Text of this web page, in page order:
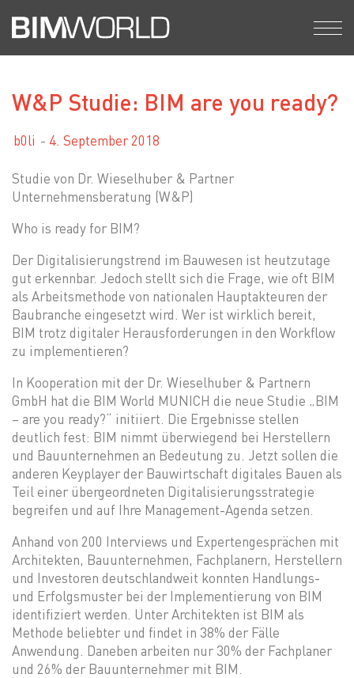
content
W&P Studie: BIM are you ready?
b0li 4. September 2018
Studie von Dr. Wieselhuber & Partner
Unternehmensberatung (W&P)
Who is ready for BIM?
Der Digitalisierungstrend im Bauwesen ist heutzutage
gut erkennbar. Jedoch stellt sich die Frage, wie oft BIM
als Arbeitsmethode von nationalen Hauptakteuren der
Baubranche eingesetzt wird. Wer ist wirklich bereit,
BIM trotz digitaler Herausforderungen in den Workflow
zu implementieren?
In Kooperation mit der Dr. Wieselhuber & Partnern
GmbH hat die BIM World MUNICH die neue Studie „BIM
– are you ready?“ initiiert. Die Ergebnisse stellen
deutlich fest: BIM nimmt überwiegend bei Herstellern
und Bauunternehmen an Bedeutung zu. Jetzt sollen die
anderen Keyplayer der Bauwirtschaft digitales Bauen als
Teil einer übergeordneten Digitalisierungsstrategie
begreifen und auf Ihre Management-Agenda setzen.
Anhand von 200 Interviews und Expertengesprächen mit
Architekten, Bauunternehmen, Fachplanern, Herstellern
und Investoren deutschlandweit konnten Handlungs-
und Erfolgsmuster bei der Implementierung von BIM
identifiziert werden. Unter Architekten ist BIM als
Methode beliebter und findet in 38% der Fälle
Anwendung. Daneben arbeiten nur 30% der Fachplaner
und 26% der Bauunternehmer mit BIM.